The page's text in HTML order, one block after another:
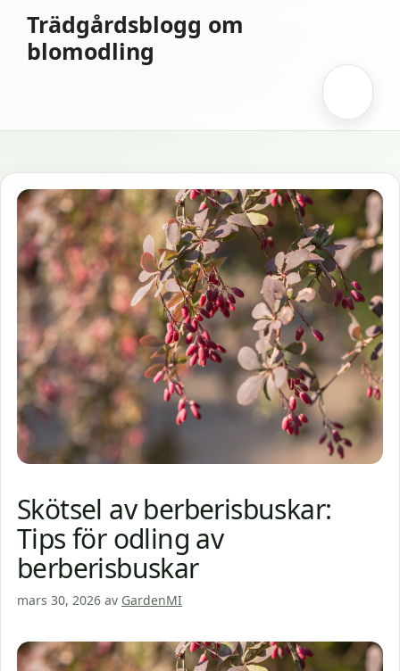
innehåll
Trädgårdsblogg om
blomodling
Skötsel av berberisbuskar:
Tips för odling av
berberisbuskar
mars 30, 2026 av GardenMI